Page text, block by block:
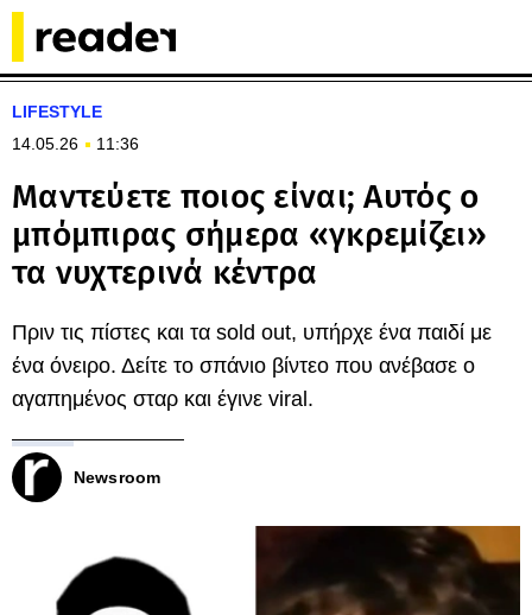
LIFESTYLE
14.05.26
11:36
Μαντεύετε ποιος είναι; Αυτός ο
μπόμπιρας σήμερα «γκρεμίζει»
τα νυχτερινά κέντρα
Πριν τις πίστες και τα sold out, υπήρχε ένα παιδί με
ένα όνειρο. Δείτε το σπάνιο βίντεο που ανέβασε ο
αγαπημένος σταρ και έγινε viral.
Newsroom